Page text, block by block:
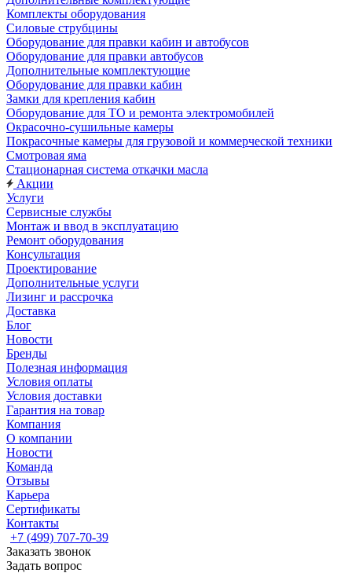
Комплекты оборудования
Силовые струбцины
Оборудование для правки кабин и автобусов
Оборудование для правки автобусов
Дополнительные комплектующие
Оборудование для правки кабин
Замки для крепления кабин
Оборудование для ТО и ремонта электромобилей
Окрасочно-сушильные камеры
Покрасочные камеры для грузовой и коммерческой техники
Смотровая яма
Стационарная система откачки масла
Акции
Услуги
Сервисные службы
Монтаж и ввод в эксплуатацию
Ремонт оборудования
Консультация
Проектирование
Дополнительные услуги
Лизинг и рассрочка
Доставка
Блог
Новости
Бренды
Полезная информация
Условия оплаты
Условия доставки
Гарантия на товар
Компания
О компании
Новости
Команда
Отзывы
Карьера
Сертификаты
Контакты
+7 (499) 707-70-39
Заказать звонок
Задать вопрос